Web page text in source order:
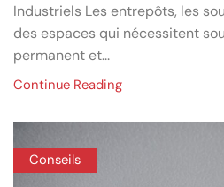
Industriels Les entrepôts, les
des espaces qui nécessitent
permanent et...
Continue Reading
Conseils